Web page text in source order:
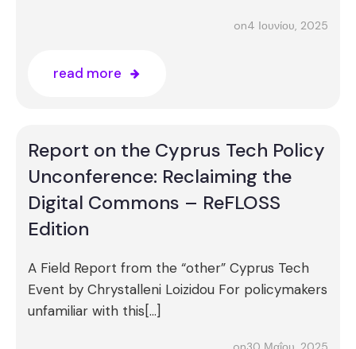
on4 Ιουνίου, 2025
read more
Report on the Cyprus Tech Policy
Unconference: Reclaiming the
Digital Commons – ReFLOSS
Edition
A Field Report from the “other” Cyprus Tech
Event by Chrystalleni Loizidou For policymakers
unfamiliar with this[…]